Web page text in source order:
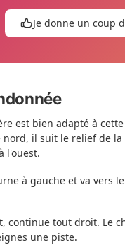
Je donne un coup
est bien adapté à
nord, il suit le relief de
l'ouest.
à gauche et va vers
continue tout droit. Le
une piste.